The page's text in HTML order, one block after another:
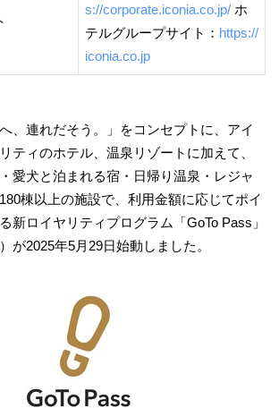
s://corporate.iconia.co.jp/ ホ
テルグループサイト： https://
iconia.co.jp
、連れだそう。」をコンセプトに、アイ
ティのホテル、温泉リゾートに加えて、
愛犬と泊まれる宿・日帰り温泉・レジャ
棟以上の施設で、利用金額に応じてポイ
新ロイヤリティプログラム「GoTo Pass」
が2025年5月29日始動しました。